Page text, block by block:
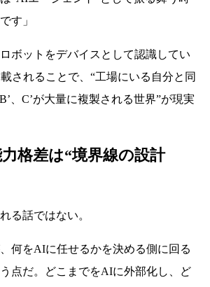
す」
ボットをデバイスとして認識してい
されることで、“工場にいる自分と同
、C’が大量に複製される世界”が現実
格差は“境界線の設計
る話ではない。
何をAIに任せるかを決める側に回る
点だ。どこまでをAIに外部化し、ど